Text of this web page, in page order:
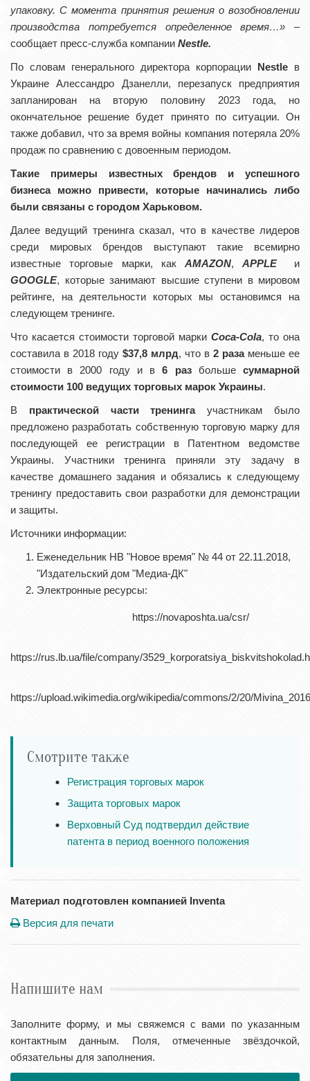
упаковку. С момента принятия решения о возобновлении
производства потребуется определенное время…» –
сообщает пресс-служба компании Nestlе.
По словам генерального директора корпорации Nestle в
Украине Алессандро Дзанелли, перезапуск предприятия
запланирован на вторую половину 2023 года, но
окончательное решение будет принято по ситуации. Он
также добавил, что за время войны компания потеряла 20%
продаж по сравнению с довоенным периодом.
Такие примеры известных брендов и успешного
бизнеса можно привести, которые начинались либо
были связаны с городом Харьковом.
Далее ведущий тренинга сказал, что в качестве лидеров
среди мировых брендов выступают такие всемирно
известные торговые марки, какAMAZON,APPLEи
GOOGLE, которые занимают высшие ступени в мировом
рейтинге, на деятельности которых мы остановимся на
следующем тренинге.
Что касается стоимости торговой марки Coca-Cola, то она
составила в 2018 году $37,8 млрд, что в 2 раза меньше ее
стоимости в 2000 году и в 6 разбольшесуммарной
стоимости 100 ведущих торговых марок Украины.
В практической части тренингаучастникам было
предложено разработать собственную торговую марку для
последующей ее регистрации в Патентном ведомстве
Украины. Участники тренинга приняли эту задачу в
качестве домашнего задания и обязались к следующему
тренингу предоставить свои разработки для демонстрации
и защиты.
Источники информации:
Еженедельник НВ "Новое время" № 44 от 22.11.2018,
"Издательский дом "Медиа-ДК"
Электронные ресурсы:
https://novaposhta.ua/csr/
https://rus.lb.ua/file/company/
https://upload.wikimedia.org/wikipedia/commons/2/20/
Смотрите также
Регистрация торговых марок
Защита торговых марок
Верховный Суд подтвердил действие
патента в период военного положения
Материал подготовлен компанией Inventa
Версия для печати
Напишите нам
Заполните форму, и мы свяжемся с вами по указанным
контактным данным. Поля, отмеченные звёздочкой,
обязательны для заполнения.